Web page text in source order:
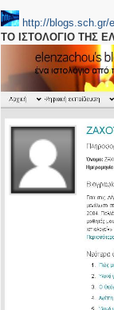
http://blogs.sch.gr/
ΤΟ ΙΣΤΟΛΟΓΙΟ ΤΗΣ